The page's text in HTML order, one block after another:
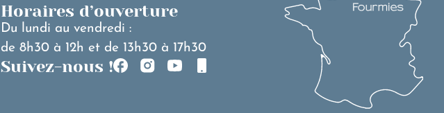
Horaires d’ouverture
Du lundi au vendredi :
de 8h30 à 12h et de 13h30 à 17h30
Suivez-nous !